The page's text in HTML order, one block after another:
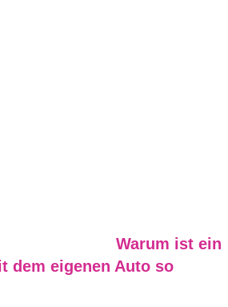
Warum ist ein
dem eigenen Auto so